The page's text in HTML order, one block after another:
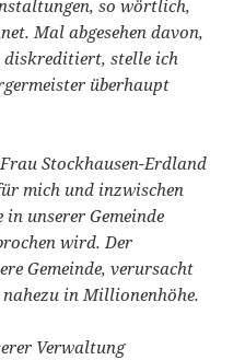
so wörtlich,
Mal abgesehen davon,
diskreditiert, stelle ich
überhaupt
Stockhausen-Erdland
mich und inzwischen
unserer Gemeinde
wird. Der
Gemeinde, verursacht
nahezu in Millionenhöhe.
Verwaltung